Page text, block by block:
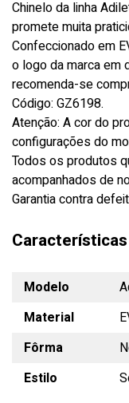
Chinelo da linha
promete muita
Confeccionado em
o logo da marca em
recomenda-se
Código: GZ6198.
Atenção: A cor do
configurações do
Todos os produtos
acompanhados de
Garantia contra
Características
Modelo
Material
Fôrma
Estilo